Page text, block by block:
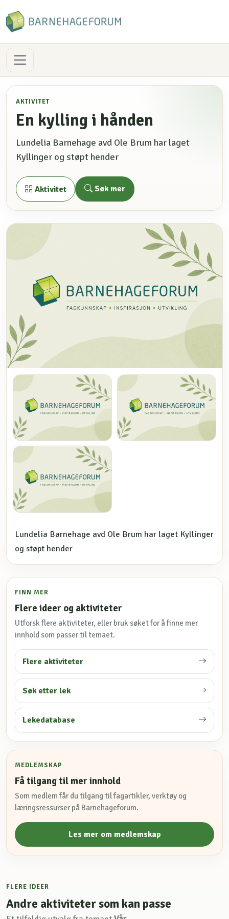
AKTIVITET
En kylling i hånden
Lundelia Barnehage avd Ole Brum har laget
Kyllinger og støpt hender
Aktivitet Søk mer
Lundelia Barnehage avd Ole Brum har laget Kyllinger
og støpt hender
FINN MER
Flere ideer og aktiviteter
Utforsk flere aktiviteter, eller bruk søket for å finne mer
innhold som passer til temaet.
Flere aktiviteter
Søk etter lek
Lekedatabase
MEDLEMSKAP
Få tilgang til mer innhold
Som medlem får du tilgang til fagartikler, verktøy og
læringsressurser på Barnehageforum.
Les mer om medlemskap
FLERE IDEER
Andre aktiviteter som kan passe